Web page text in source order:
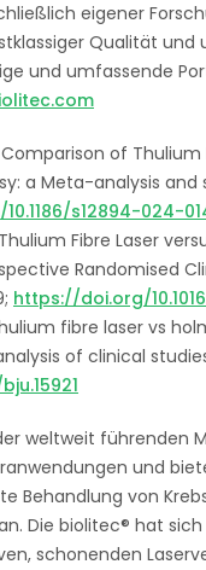
eigener
Qualität und
und umfassende
of
a Meta-analysis and
s12894-024-
Fibre Laser
Randomised
https://doi.org/
fibre laser vs
of clinical
weltweit führenden
und
Behandlung von
Die biolitec® hat
schonenden